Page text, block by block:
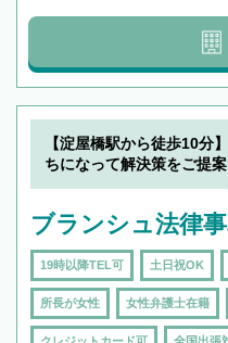
【淀屋橋駅から徒歩10分
ちになって解決策をご提
ブランシュ法律
19時以降TEL可 土日祝OK
所長が女性 女性弁護士在籍
クレジットカード可 全国出張